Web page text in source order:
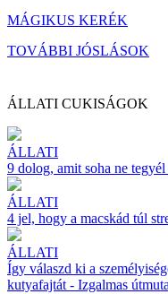
MÁGIKUS KERÉK
TOVÁBBI JÓSLÁSOK
ÁLLATI CUKISÁGOK
ÁLLATI
9 dolog, amit soha ne
ÁLLATI
4 jel, hogy a macskád túl
ÁLLATI
Így válaszd ki a
kutyafajtát - Izgalmas